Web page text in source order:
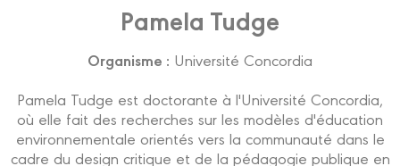
Pamela Tudge
Organisme : Université Concordia
Pamela Tudge est doctorante à l'Université Concordia,
où elle fait des recherches sur les modèles d'éducation
environnementale orientés vers la communauté dans le
cadre du design critique et de la pédagogie publique en